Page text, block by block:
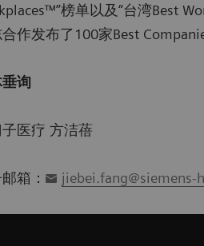
榜单以及“台湾Best
作发布了100家Best
询
医疗 方洁蓓
箱： jiebei.fang@siemens-